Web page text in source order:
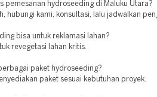
pemesanan hydroseeding di Maluku Utara?
hubungi kami, konsultasi, lalu jadwalkan
bisa untuk reklamasi lahan?
revegetasi lahan kritis.
paket hydroseeding?
paket sesuai kebutuhan proyek.